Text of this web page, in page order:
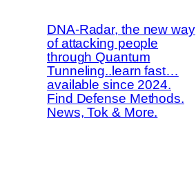
DNA-Radar, the new way
of attacking people
through Quantum
Tunneling..learn fast…
available since 2024.
Find Defense Methods.
News, Tok & More.